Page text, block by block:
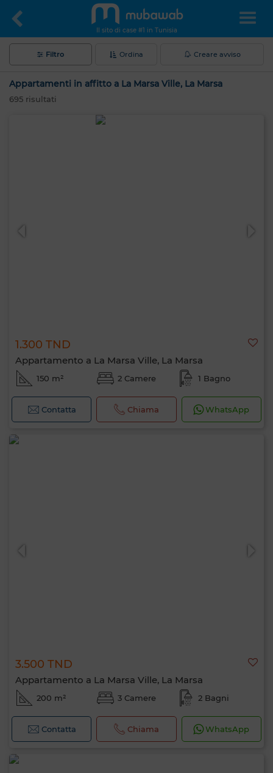
Il sito di case #1 in Tunisia
Filtro Ordina Creare avviso
Appartamenti in affitto a La Marsa Ville, La Marsa
695 risultati
1.300 TND
Appartamento a La Marsa Ville, La Marsa
150 m² 2 Camere 1 Bagno
Contatta Chiama WhatsApp
3.500 TND
Appartamento a La Marsa Ville, La Marsa
200 m² 3 Camere 2 Bagni
Contatta Chiama WhatsApp